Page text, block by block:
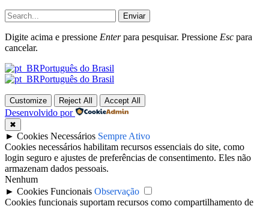
Enviar
Digite acima e pressione Enterpara pesquisar. Pressione Esc para
cancelar.
Português do Brasil
Português do Brasil
Customize Reject All Accept All
Desenvolvido por
✖
► Cookies Necessários Sempre Ativo
Cookies necessários habilitam recursos essenciais do site, como
login seguro e ajustes de preferências de consentimento. Eles não
armazenam dados pessoais.
Nenhum
► Cookies Funcionais Observação
Cookies funcionais suportam recursos como compartilhamento de